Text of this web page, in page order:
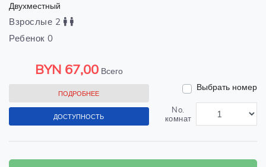
Двухместный
Взрослые 2
Ребенок 0
BYN67,00Всего
ПОДРОБНЕЕ
ДОСТУПНОСТЬ
Выбрать номер
No.
комнат